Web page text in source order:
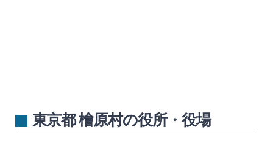
東京都 檜原村の役所・役場